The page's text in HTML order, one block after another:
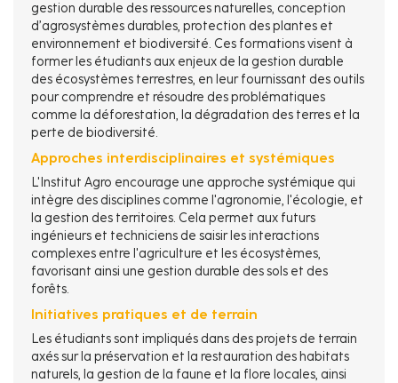
gestion durable des ressources naturelles, conception
d’agrosystèmes durables, protection des plantes et
environnement et biodiversité. Ces formations visent à
former les étudiants aux enjeux de la gestion durable
des écosystèmes terrestres, en leur fournissant des outils
pour comprendre et résoudre des problématiques
comme la déforestation, la dégradation des terres et la
perte de biodiversité.
Approches interdisciplinaires et systémiques
L'Institut Agro encourage une approche systémique qui
intègre des disciplines comme l'agronomie, l'écologie, et
la gestion des territoires. Cela permet aux futurs
ingénieurs et techniciens de saisir les interactions
complexes entre l'agriculture et les écosystèmes,
favorisant ainsi une gestion durable des sols et des
forêts.
Initiatives pratiques et de terrain
Les étudiants sont impliqués dans des projets de terrain
axés sur la préservation et la restauration des habitats
naturels, la gestion de la faune et la flore locales, ainsi